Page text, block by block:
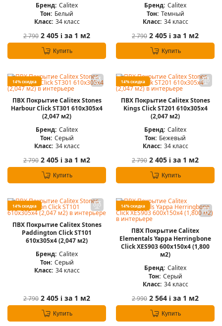
Бренд: Calitex
Тон: Белый
Класс: 34 класс
2 790 2 405 i за 1 м2
Купить
Бренд: Calitex
Тон: Темный
Класс: 34 класс
2 790 2 405 i за 1 м2
Купить
14% скидка
ПВХ Покрытие Calitex Stones
Harbour Click ST301 610x305x4
(2,047 м2)
Бренд: Calitex
Тон: Серый
Класс: 34 класс
2 790 2 405 i за 1 м2
Купить
14% скидка
ПВХ Покрытие Calitex Stones
Kings Click ST201 610x305x4
(2,047 м2)
Бренд: Calitex
Тон: Бежевый
Класс: 34 класс
2 790 2 405 i за 1 м2
Купить
14% скидка
ПВХ Покрытие Calitex Stones
Paddington Click ST101
610x305x4 (2,047 м2)
Бренд: Calitex
Тон: Серый
Класс: 34 класс
2 790 2 405 i за 1 м2
Купить
14% скидка
ПВХ Покрытие Calitex
Elementals Yappa Herringbone
Click XES903 600x150x4 (1,800
м2)
Бренд: Calitex
Тон: Серый
Класс: 34 класс
2 990 2 564 i за 1 м2
Купить